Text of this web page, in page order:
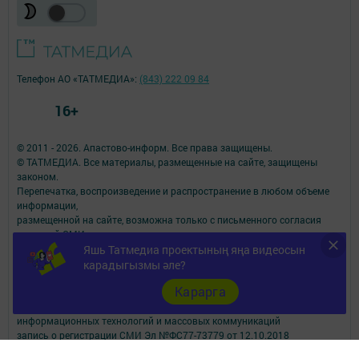
Яшь Татмедиа проектының яңа видеосын
карадыгызмы әле?
Карарга
© 2011 - 2026. Апастово-информ. Все права защищены.
© ТАТМЕДИА. Все материалы, размещенные на сайте, защищены
законом.
Перепечатка, воспроизведение и распространение в любом объеме
информации,
размещенной на сайте, возможна только с письменного согласия
редакций СМИ.
При поддержке Республиканского агентства по печати и массовым
коммуникациям.
Наименование СМИ: Апастово-информ
СМИ зарегистрировано Федеральной службой по надзору в сфере
информационных технологий и массовых коммуникаций
запись о регистрации СМИ Эл №ФС77-73779 от 12.10.2018
Телефон АО «ТАТМЕДИА»: (843) 222 09 84
16+